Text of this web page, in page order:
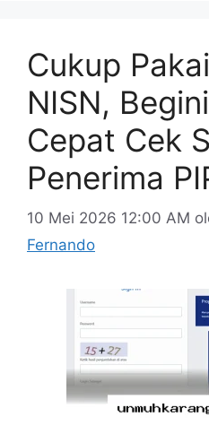
Cukup
NISN,
Cepat Cek
Penerima
10 Mei 2026 12:00 AM
Fernando